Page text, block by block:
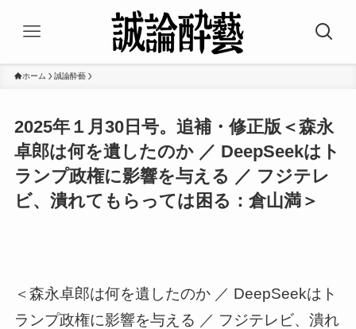
ホーム 誠論酔藝
2025年１月30日号。追補・修正版＜森永
卓郎は何を遺したのか ／ DeepSeekはト
ランプ政権に影響を与える ／ フジテレ
ビ、潰れてもらっては困る：倉山満＞
＜森永卓郎は何を遺したのか ／ DeepSeekはト
ランプ政権に影響を与える ／ フジテレビ、潰れ